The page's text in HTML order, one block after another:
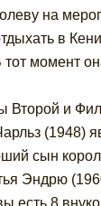
на
в
момент
Второй и
(1948)
сын
Эндрю
есть 8